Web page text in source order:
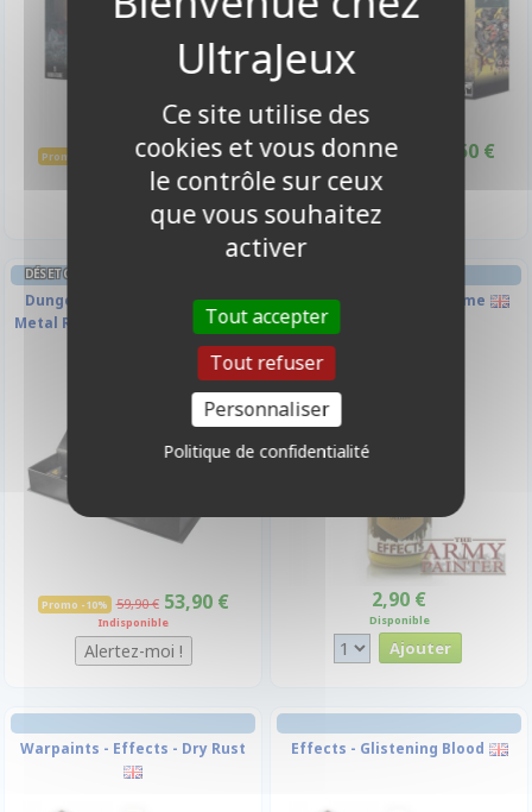
Promo -10% 35,00 € 31,50 €
Indisponible
Promo -10% 55,00 € 49,50 €
DÉS ET GEMMES DUNGEONS & DRAGONS
Dungeons & Dragons : Heavy
Metal Realmspace RPG Dice Set
Promo -10% 59,90 € 53,90 €
Indisponible
Effects - Disgusting Slime
2,90 €
Disponible
Warpaints - Effects - Dry Rust Effects - Glistening Blood
Ce site utilise des
cookies et vous donne
le contrôle sur ceux
que vous souhaitez
activer
Tout accepter
Tout refuser
Personnaliser
Politique de confidentialité